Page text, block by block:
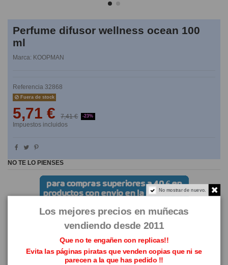
Perfume difusor wellness ocean 100
ml
Marca: KOOPMAN
Referencia 32868
Fuera de stock
5,71 € 7,41 € -23%
Impuestos incluidos
NO TE LO PIENSES
No mostrar de nuevo.
Los mejores precios en muñecas
vendiendo desde 2011
Que no te engañen con replicas!!
Evita las páginas piratas que venden copias que ni se
parecen a la que has pedido !!